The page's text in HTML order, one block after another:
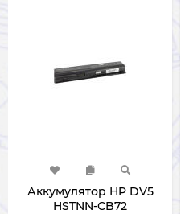
Аккумулятор HP DV5
HSTNN-CB72